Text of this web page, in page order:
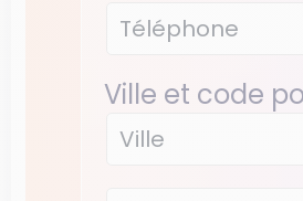
Ville et code